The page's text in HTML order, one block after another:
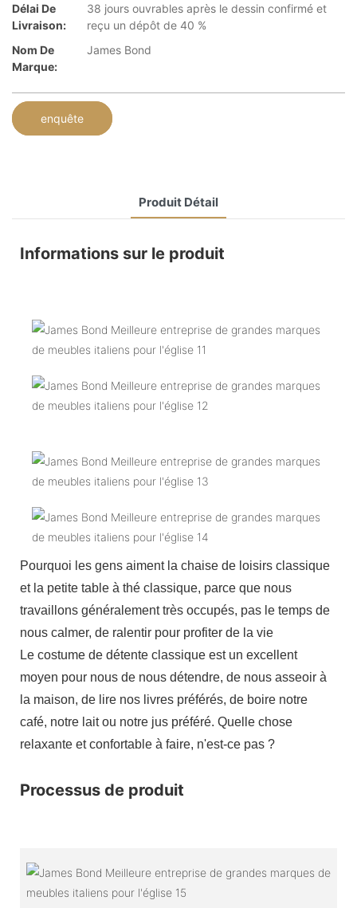
Délai De
Livraison:
38 jours ouvrables après le dessin confirmé et
reçu un dépôt de 40 %
Nom De
Marque:
James Bond
enquête
Produit Détail
Informations sur le produit
Pourquoi les gens aiment la chaise de loisirs classique
et la petite table à thé classique, parce que nous
travaillons généralement très occupés, pas le temps de
nous calmer, de ralentir pour profiter de la vie
Le costume de détente classique est un excellent
moyen pour nous de nous détendre, de nous asseoir à
la maison, de lire nos livres préférés, de boire notre
café, notre lait ou notre jus préféré. Quelle chose
relaxante et confortable à faire, n'est-ce pas ?
Processus de produit